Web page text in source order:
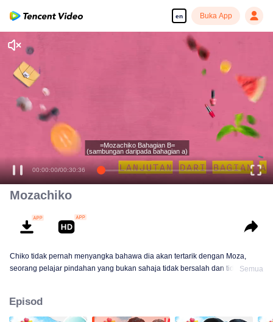
en Buka App
00:00:00/00:30:36
=Mozachiko Bahagian B=
(sambungan daripada bahagian a)
Mozachiko
Chiko tidak pernah menyangka bahawa dia akan tertarik dengan Moza,
seorang pelajar pindahan yang bukan sahaja tidak bersalah dan tidak
akhirnya mengambil langkah drastik. Langkah ini membuahkan hasil yang
tidak dijangka oleh sesiapa: kini Chiko yang mengejar cinta Moza semula.
Semua
Episod